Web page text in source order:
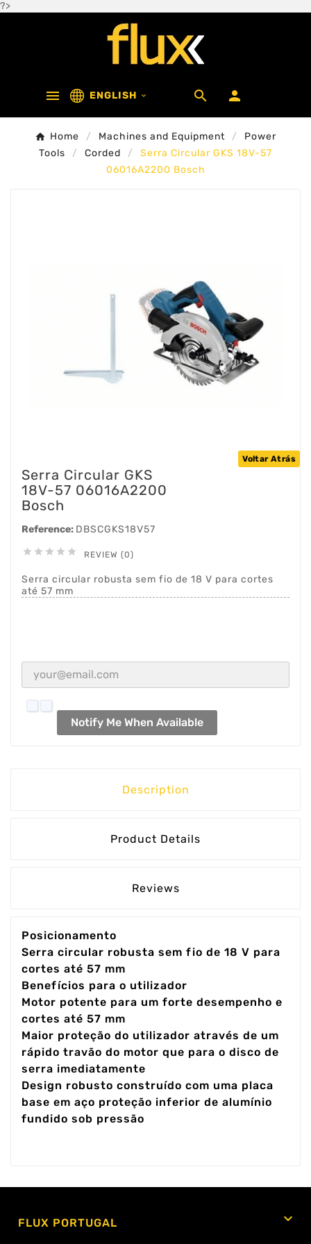
?>
 ENGLISH   
Home Machines and Equipment
Power
Tools
Corded
Serra Circular GKS 18V-57
06016A2200 Bosch
Voltar Atrás
Serra Circular GKS
18V-57 06016A2200
Bosch
Reference: DBSCGKS18V57
     REVIEW (0)
Serra circular robusta sem fio de 18 V para cortes
até 57 mm
Notify Me When Available
Description
Product Details
Reviews
Posicionamento
Serra circular robusta sem fio de 18 V para
cortes até 57 mm
Benefícios para o utilizador
Motor potente para um forte desempenho e
cortes até 57 mm
Maior proteção do utilizador através de um
rápido travão do motor que para o disco de
serra imediatamente
Design robusto construído com uma placa
base em aço proteção inferior de alumínio
fundido sob pressão
FLUX PORTUGAL 